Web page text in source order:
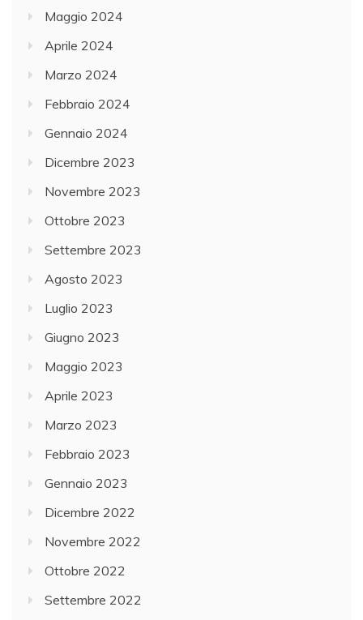
Maggio 2024
Aprile 2024
Marzo 2024
Febbraio 2024
Gennaio 2024
Dicembre 2023
Novembre 2023
Ottobre 2023
Settembre 2023
Agosto 2023
Luglio 2023
Giugno 2023
Maggio 2023
Aprile 2023
Marzo 2023
Febbraio 2023
Gennaio 2023
Dicembre 2022
Novembre 2022
Ottobre 2022
Settembre 2022